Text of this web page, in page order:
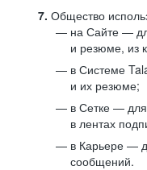
7. Общество
на Сайте —
и резюме, из
в Системе
и их резюме;
в Сетке —
в лентах
в Карьере —
сообщений.